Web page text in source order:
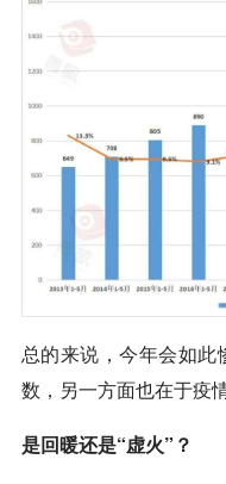
总的来说，今年会如
数，另一方面也在于疫
是回暖还是“虚火”？